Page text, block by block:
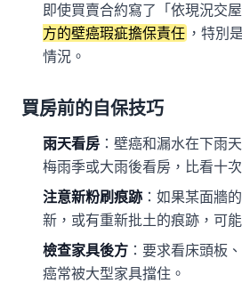
即使買賣合約寫了「依現況交屋
方的壁癌瑕疵擔保責任 ，特別
情況。
買房前的自保技巧
雨天看房 ：壁癌和漏水在下雨
梅雨季或大雨後看房，比看十
注意新粉刷痕跡 ：如果某面牆
新，或有重新批土的痕跡，可
檢查家具後方 ：要求看床頭板
癌常被大型家具擋住。